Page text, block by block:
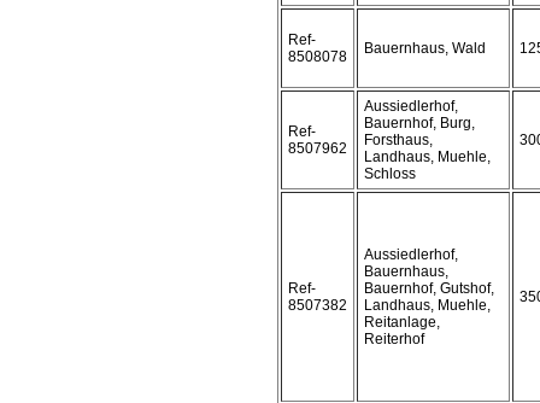
Ref-
8508078
Bauernhaus, Wald
Ref-
8507962
Aussiedlerhof,
Bauernhof, Burg,
Forsthaus,
Landhaus, Muehle,
Schloss
Ref-
8507382
Aussiedlerhof,
Bauernhaus,
Bauernhof, Gutshof,
Landhaus, Muehle,
Reitanlage,
Reiterhof